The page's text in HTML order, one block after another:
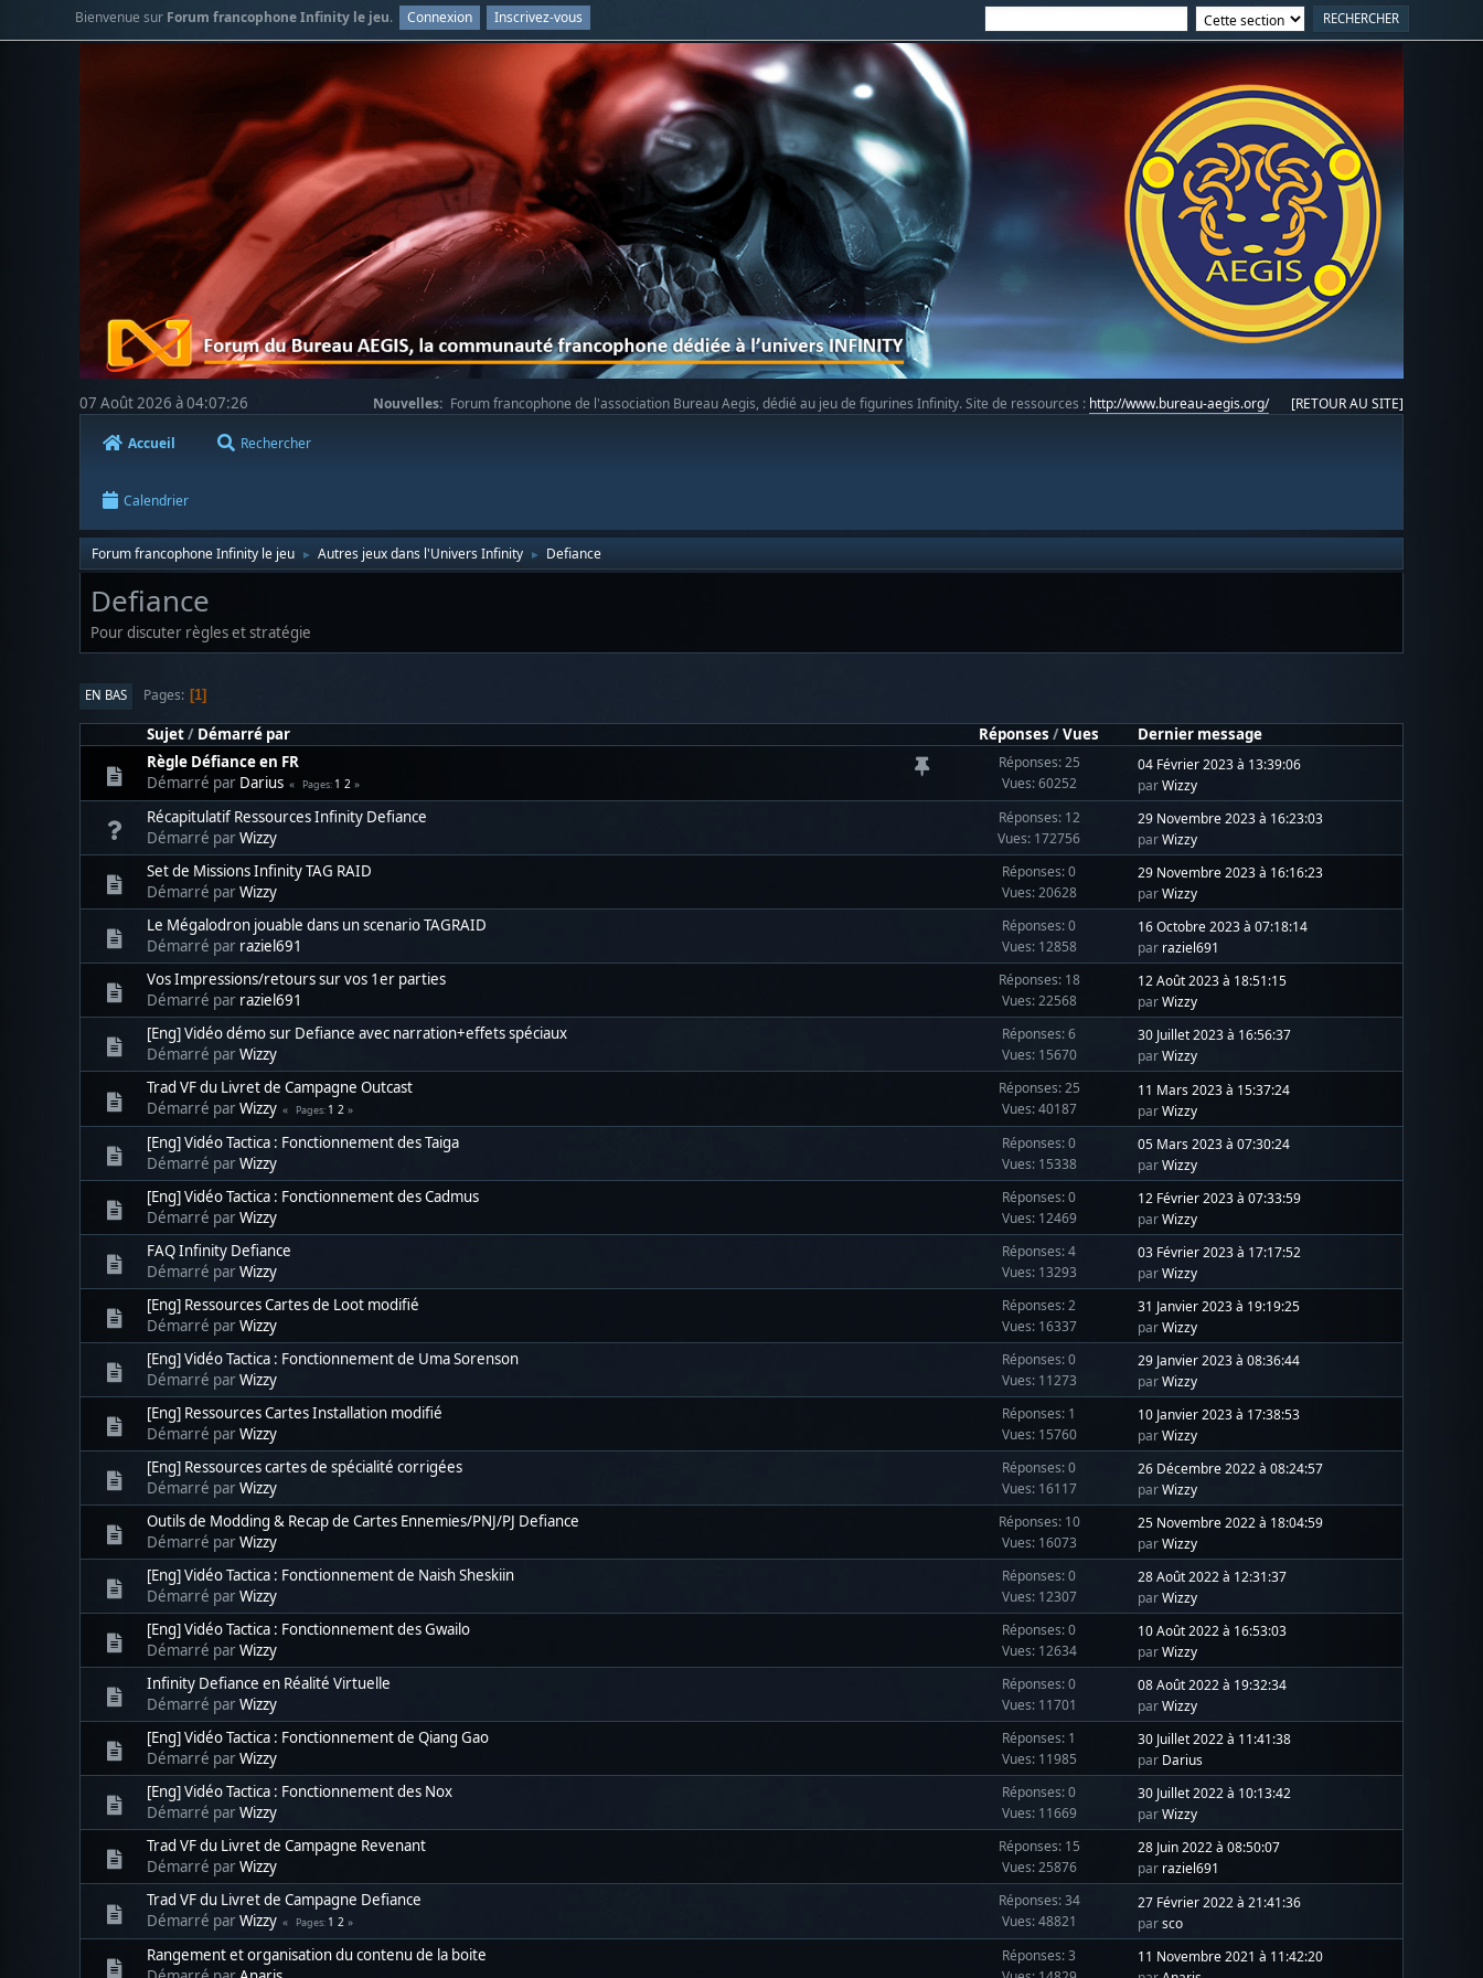
Bienvenue sur Forum francophone Infinity le jeu. Connexion Inscrivez-vous
[RETOUR AU SITE]
07 Août 2026 à 04:07:26 Nouvelles: Forum francophone de l'association Bureau Aegis, dédié au jeu de figurines Infinity. Site de ressources : http://www.bureau-aegis.org/
Accueil Rechercher
Calendrier
Forum francophone Infinity le jeu ► Autres jeux dans l'Univers Infinity ► Defiance
Defiance
Pour discuter règles et stratégie
EN BAS Pages 1
Sujet/ Démarré par Réponses /Vues
Dernier message
Règle Défiance en FR
Démarré par Darius Pages 1 2
Réponses: 25
Vues: 60252
04 Février 2023 à 13:39:06
parWizzy
Récapitulatif Ressources Infinity Defiance
Démarré parWizzy
Réponses: 12
Vues: 172756
29 Novembre 2023 à 16:23:03
parWizzy
Set de Missions Infinity TAG RAID
Démarré parWizzy
Réponses: 0
Vues: 20628
29 Novembre 2023 à 16:16:23
parWizzy
Le Mégalodron jouable dans un scenario TAGRAID
Démarré par raziel691
Réponses: 0
Vues: 12858
16 Octobre 2023 à 07:18:14
par raziel691
Vos Impressions/retours sur vos 1er parties
Démarré par raziel691
Réponses: 18
Vues: 22568
12 Août 2023 à 18:51:15
parWizzy
[Eng] Vidéo démo sur Defiance avec narration+effets spéciaux
Démarré parWizzy
Réponses: 6
Vues: 15670
30 Juillet 2023 à 16:56:37
parWizzy
Trad VF du Livret de Campagne Outcast
Démarré parWizzy Pages 1 2
Réponses: 25
Vues: 40187
11 Mars 2023 à 15:37:24
parWizzy
[Eng] Vidéo Tactica : Fonctionnement des Taiga
Démarré parWizzy
Réponses: 0
Vues: 15338
05 Mars 2023 à 07:30:24
parWizzy
[Eng] Vidéo Tactica : Fonctionnement des Cadmus
Démarré parWizzy
Réponses: 0
Vues: 12469
12 Février 2023 à 07:33:59
parWizzy
FAQ Infinity Defiance
Démarré parWizzy
Réponses: 4
Vues: 13293
03 Février 2023 à 17:17:52
parWizzy
[Eng] Ressources Cartes de Loot modifié
Démarré parWizzy
Réponses: 2
Vues: 16337
31 Janvier 2023 à 19:19:25
parWizzy
[Eng] Vidéo Tactica : Fonctionnement de Uma Sorenson
Démarré parWizzy
Réponses: 0
Vues: 11273
29 Janvier 2023 à 08:36:44
parWizzy
[Eng] Ressources Cartes Installation modifié
Démarré parWizzy
Réponses: 1
Vues: 15760
10 Janvier 2023 à 17:38:53
parWizzy
[Eng] Ressources cartes de spécialité corrigées
Démarré parWizzy
Réponses: 0
Vues: 16117
26 Décembre 2022 à 08:24:57
parWizzy
Outils de Modding & Recap de Cartes Ennemies/PNJ/PJ Defiance
Démarré parWizzy
Réponses: 10
Vues: 16073
25 Novembre 2022 à 18:04:59
parWizzy
[Eng] Vidéo Tactica : Fonctionnement de Naish Sheskiin
Démarré parWizzy
Réponses: 0
Vues: 12307
28 Août 2022 à 12:31:37
parWizzy
[Eng] Vidéo Tactica : Fonctionnement des Gwailo
Démarré parWizzy
Réponses: 0
Vues: 12634
10 Août 2022 à 16:53:03
parWizzy
Infinity Defiance en Réalité Virtuelle
Démarré parWizzy
Réponses: 0
Vues: 11701
08 Août 2022 à 19:32:34
parWizzy
[Eng] Vidéo Tactica : Fonctionnement de Qiang Gao
Démarré parWizzy
Réponses: 1
Vues: 11985
30 Juillet 2022 à 11:41:38
par Darius
[Eng] Vidéo Tactica : Fonctionnement des Nox
Démarré parWizzy
Réponses: 0
Vues: 11669
30 Juillet 2022 à 10:13:42
parWizzy
Trad VF du Livret de Campagne Revenant
Démarré parWizzy
Réponses: 15
Vues: 25876
28 Juin 2022 à 08:50:07
par raziel691
Trad VF du Livret de Campagne Defiance
Démarré parWizzy Pages 1 2
Réponses: 34
Vues: 48821
27 Février 2022 à 21:41:36
parsco
Rangement et organisation du contenu de la boite
Réponses: 3
11 Novembre 2021 à 11:42:20